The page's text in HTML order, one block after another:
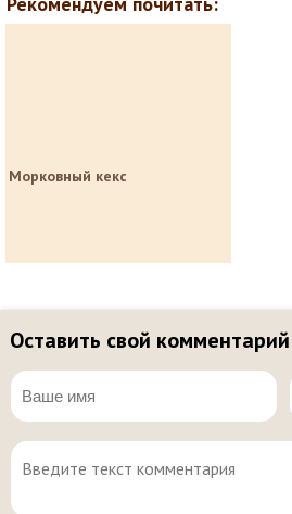
Морковный кекс
Оставить свой комментарий